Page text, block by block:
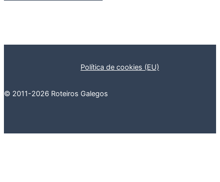
Política de cookies (EU)
© 2011-2026 Roteiros Galegos